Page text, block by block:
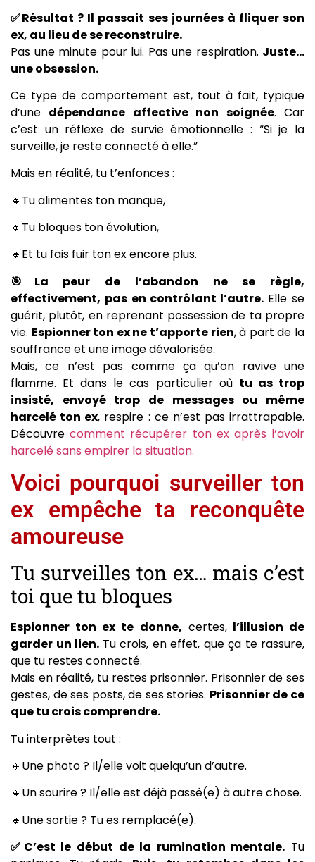
✅Résultat ? Il passait ses journées à fliquer son
ex, au lieu de se reconstruire.
Pas une minute pour lui. Pas une respiration. Juste…
une obsession.
Ce type de comportement est, tout à fait, typique
d’une dépendance affective non soignée. Car
c’est un réflexe de survie émotionnelle : “Si je la
surveille, je reste connecté à elle.”
Mais en réalité, tu t’enfonces :
🔸Tu alimentes ton manque,
🔸Tu bloques ton évolution,
🔸Et tu fais fuir ton ex encore plus.
🎯La peur de l’abandon ne se règle,
effectivement, pas en contrôlant l’autre. Elle se
guérit, plutôt, en reprenant possession de ta propre
vie. Espionner ton ex ne t’apporte rien, à part de la
souffrance et une image dévalorisée.
Mais, ce n’est pas comme ça qu’on ravive une
flamme. Et dans le cas particulier où tu as trop
insisté, envoyé trop de messages ou même
harcelé ton ex, respire : ce n’est pas irrattrapable.
Découvrecomment récupérer ton ex après l’avoir
harcelé sans empirer la situation.
Voici pourquoi surveiller ton
ex empêche ta reconquête
amoureuse
Tu surveilles ton ex… mais c’est
toi que tu bloques
Espionner ton ex te donne, certes,l’illusion de
garder un lien. Tu crois, en effet, que ça te rassure,
que tu restes connecté.
Mais en réalité, tu restes prisonnier. Prisonnier de ses
gestes, de ses posts, de ses stories. Prisonnier de ce
que tu crois comprendre.
Tu interprètes tout :
🔸Une photo ? Il/elle voit quelqu’un d’autre.
🔸Un sourire ? Il/elle est déjà passé(e) à autre chose.
🔸Une sortie ? Tu es remplacé(e).
✅C’est le début de la rumination mentale. Tu